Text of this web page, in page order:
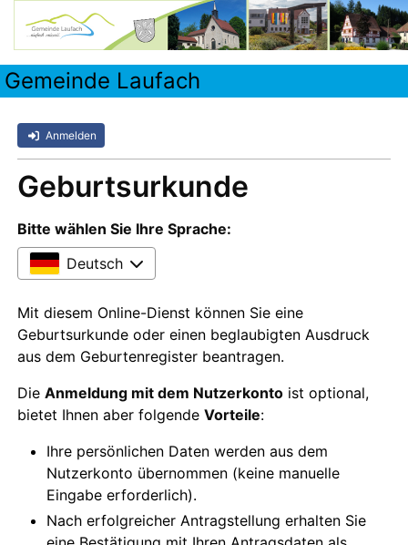
Gemeinde Laufach